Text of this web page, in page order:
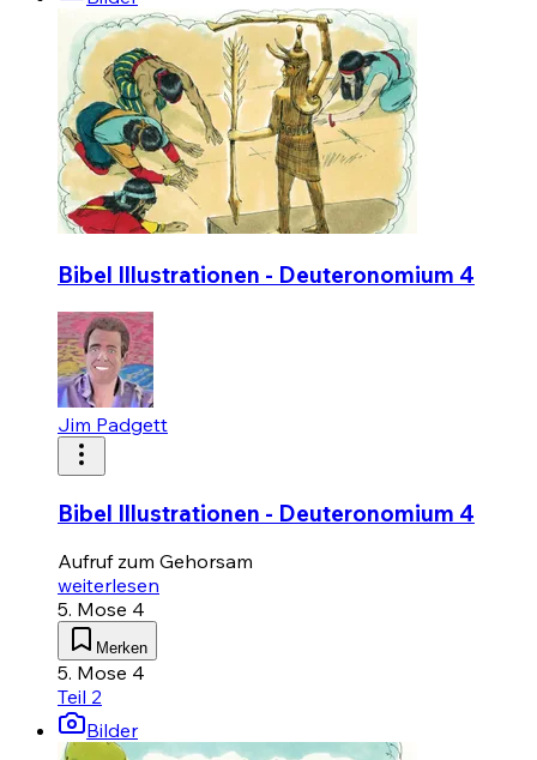
Bibel Illustrationen - Deuteronomium 4
Jim Padgett
Bibel Illustrationen - Deuteronomium 4
Aufruf zum Gehorsam
weiterlesen
5. Mose 4
Merken
5. Mose 4
Teil 2
Bilder